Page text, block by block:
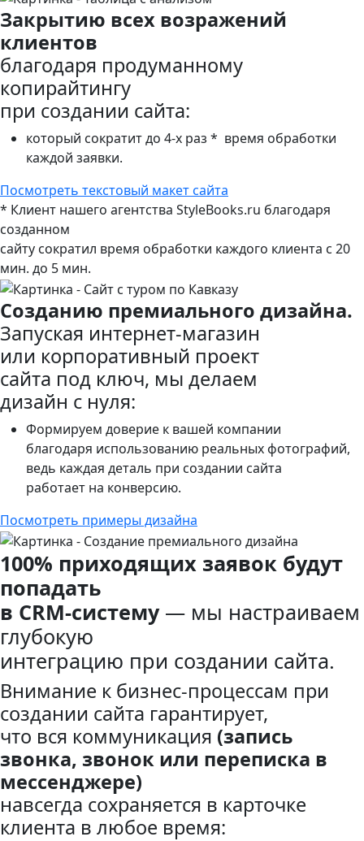
Закрытию всех возражений
клиентов
благодаря продуманному
копирайтингу
при создании сайта:
который сократит до 4-х раз * время обработки
каждой заявки.
Посмотреть текстовый макет сайта
* Клиент нашего агентства StyleBooks.ru благодаря
созданном
сайту сократил время обработки каждого клиента с 20
мин. до 5 мин.
Созданию премиального дизайна.
Запуская интернет-магазин
или корпоративный проект
сайта под ключ, мы делаем
дизайн с нуля:
Формируем доверие к вашей компании
благодаря использованию реальных фотографий,
ведь каждая деталь при создании сайта
работает на конверсию.
Посмотреть примеры дизайна
100% приходящих заявок будут
попадать
в CRM-систему— мы настраиваем
глубокую
интеграцию при создании сайта.
Внимание к бизнес-процессам при
создании сайта гарантирует,
что вся коммуникация (запись
звонка, звонок или переписка в
мессенджере)
навсегда сохраняется в карточке
клиента в любое время: